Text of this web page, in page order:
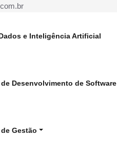
e Inteligência Artificial
Desenvolvimento de Software
Gestão